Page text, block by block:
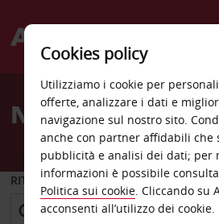
Welcome
AvisNoleggio auto a
RITIRO DA
Cookies policy
Utilizziamo i cookie per
offerte, analizzare i dati e
navigazione sul nostro sito.
anche con partner affidabili che
pubblicità e analisi dei dati; per
informazioni è possibile
Politica sui cookie. Cliccando su
acconsenti all’utilizzo dei cookie.